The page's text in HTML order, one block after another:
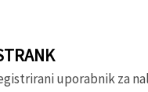
uporabnik za